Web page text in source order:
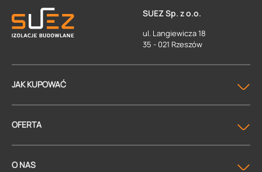
SUEZ Sp. z o.o.
ul. Langiewicza 18
35 - 021 Rzeszów
JAK KUPOWAĆ
OFERTA
O NAS